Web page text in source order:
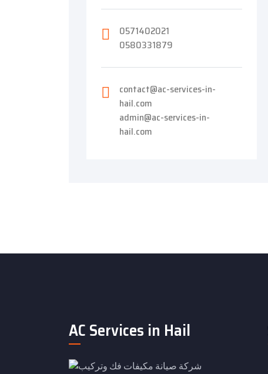
0571402021
0580331879
contact@ac-services-in-
hail.com
admin@ac-services-in-
hail.com
AC Services in Hail